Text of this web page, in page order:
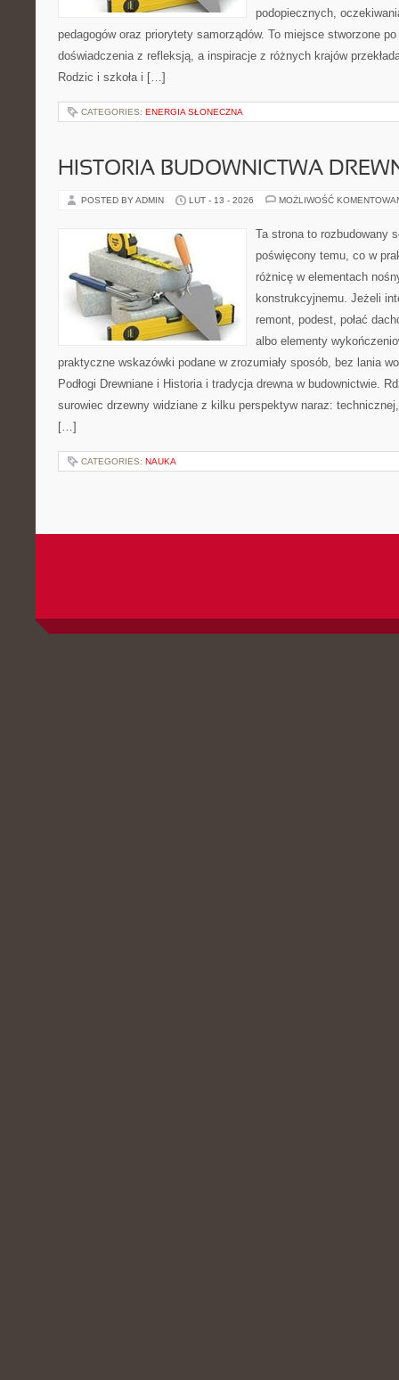
podopiecznych,
pedagogów oraz priorytety samorządów. To miejsce stworzone
doświadczenia z refleksją, a inspiracje z różnych krajów
Rodzic i szkoła i […]
CATEGORIES: ENERGIA SŁONECZNA
HISTORIA BUDOWNICTWA
POSTED BY ADMIN LUT - 13 - 2026 MOŻLIWOŚĆ
Ta strona to rozbudowany
poświęcony temu, co w
różnicę w elementach
konstrukcyjnemu. Jeżeli
remont, podest, połać
albo elementy
praktyczne wskazówki podane w zrozumiały sposób, bez lania
Podłogi Drewniane i Historia i tradycja drewna w budownictwie.
surowiec drzewny widziane z kilku perspektyw naraz:
[…]
CATEGORIES: NAUKA